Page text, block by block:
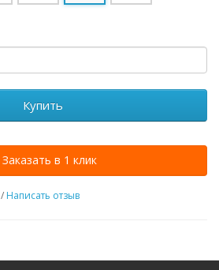
Купить
Заказать в 1 клик
/ Написать отзыв